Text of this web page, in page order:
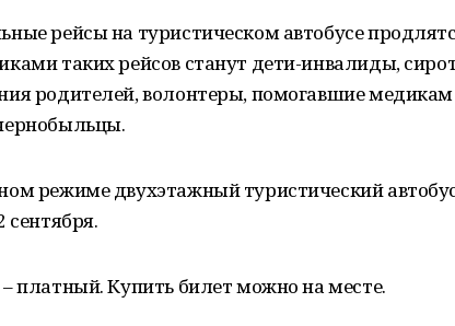
рейсы на туристическом автобусе
таких рейсов станут дети-инвалиды,
родителей, волонтеры, помогавшие медикам
режиме двухэтажный туристический
сентября.
платный. Купить билет можно на месте.